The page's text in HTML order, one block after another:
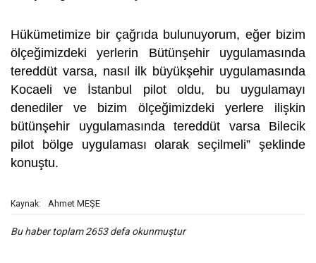
Hükümetimize bir çağrıda bulunuyorum, eğer bizim
ölçeğimizdeki yerlerin Bütünşehir uygulamasında
tereddüt varsa, nasıl ilk büyükşehir uygulamasında
Kocaeli ve İstanbul pilot oldu, bu uygulamayı
denediler ve bizim ölçeğimizdeki yerlere ilişkin
bütünşehir uygulamasında tereddüt varsa Bilecik
pilot bölge uygulaması olarak seçilmeli” şeklinde
konuştu.
Kaynak: Ahmet MEŞE
Bu haber toplam 2653 defa okunmuştur